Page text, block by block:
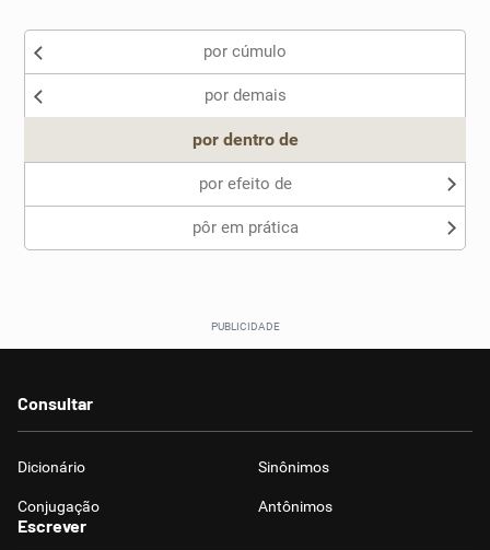
Dicionário
Nenhum dos sinônimos apresentados me ajudou
por cúmulo
por demais
por dentro de
por efeito de
pôr em prática
Consultar
Dicionário Sinônimos
Conjugação Antônimos
Escrever